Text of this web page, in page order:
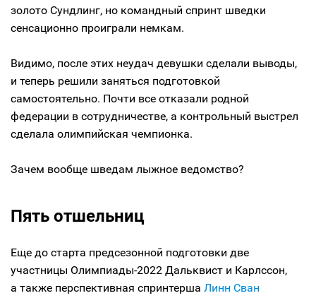
золото Сундлинг, но командный спринт шведки
сенсационно проиграли немкам.
Видимо, после этих неудач девушки сделали выводы,
и теперь решили заняться подготовкой
самостоятельно. Почти все отказали родной
федерации в сотрудничестве, а контрольный выстрел
сделала олимпийская чемпионка.
Зачем вообще шведам лыжное ведомство?
Пять отшельниц
Еще до старта предсезонной подготовки две
участницы Олимпиады-2022 Дальквист и Карлссон,
а также перспективная спринтерша Линн Сван